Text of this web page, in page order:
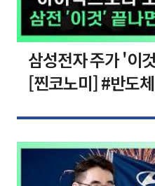
삼성전자 주가 '이
[찐코노미] #반도체